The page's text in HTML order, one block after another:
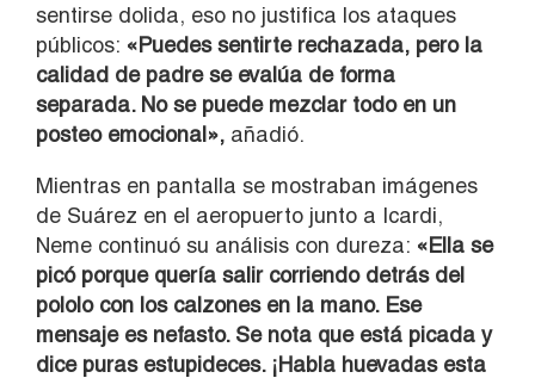
sentirse dolida, eso no justifica los ataques
públicos: «Puedes sentirte rechazada, pero la
calidad de padre se evalúa de forma
separada. No se puede mezclar todo en un
posteo emocional», añadió.
Mientras en pantalla se mostraban imágenes
de Suárez en el aeropuerto junto a Icardi,
Neme continuó su análisis con dureza: «Ella se
picó porque quería salir corriendo detrás del
pololo con los calzones en la mano. Ese
mensaje es nefasto. Se nota que está picada y
dice puras estupideces. ¡Habla huevadas esta